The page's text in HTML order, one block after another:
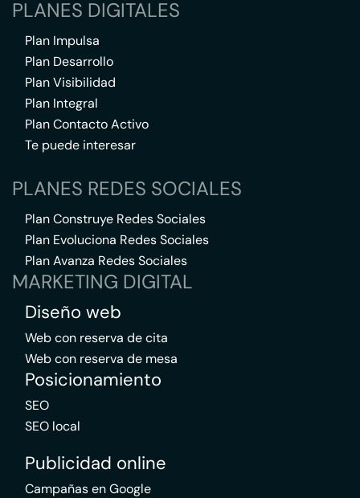
PLANES DIGITALES
Plan Impulsa
Plan Desarrollo
Plan Visibilidad
Plan Integral
Plan Contacto Activo
Te puede interesar
PLANES REDES SOCIALES
Plan Construye Redes Sociales
Plan Evoluciona Redes Sociales
Plan Avanza Redes Sociales
MARKETING DIGITAL
Diseño web
Web con reserva de cita
Web con reserva de mesa
Posicionamiento
SEO
SEO local
Publicidad online
Campañas en Google